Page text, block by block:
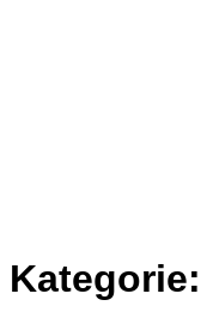
Kategorie: